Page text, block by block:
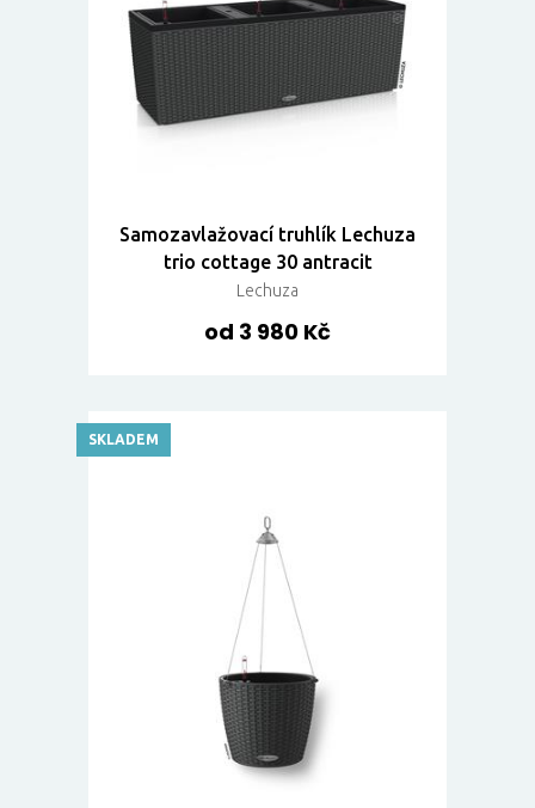
Samozavlažovací truhlík Lechuza
trio cottage 30 antracit
Lechuza
od 3 980 Kč
SKLADEM